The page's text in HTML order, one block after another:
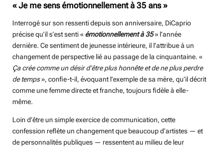
« Je me sens émotionnellement à 35 ans »
Interrogé sur son ressenti depuis son anniversaire, DiCaprio
précise qu’il s’est senti « émotionnellement à 35» l’année
dernière. Ce sentiment de jeunesse intérieure, il l’attribue à un
changement de perspective lié au passage de la cinquantaine. «
Ça crée comme un désir d’être plus honnête et de ne plus perdre
de temps», confie-t-il, évoquant l’exemple de sa mère, qu’il décrit
comme une femme directe et franche, toujours fidèle à elle-
même.
Loin d’être un simple exercice de communication, cette
confession reflète un changement que beaucoup d’artistes — et
de personnalités publiques — ressentent au milieu de leur